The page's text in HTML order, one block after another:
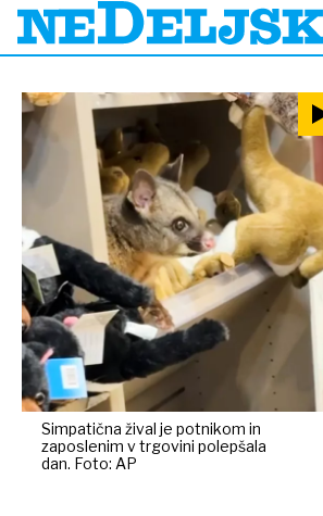
Simpatična žival je potnikom in
zaposlenim v trgovini polepšala
dan. Foto: AP